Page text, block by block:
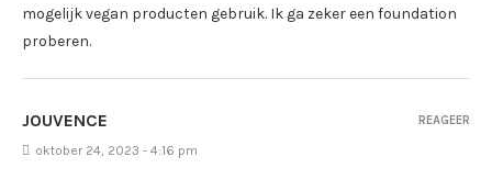
mogelijk vegan producten gebruik. Ik ga zeker een foundation
proberen.
JOUVENCE
oktober 24, 2023 - 4:16 pm
REAGEER